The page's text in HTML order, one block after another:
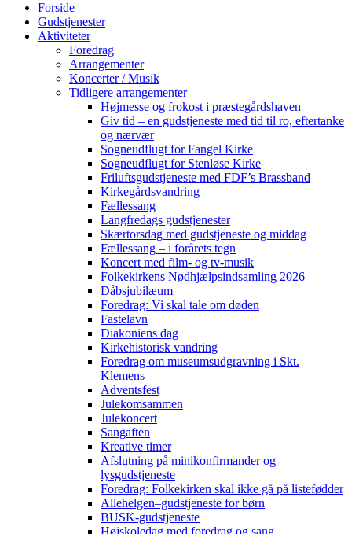
Forside
Gudstjenester
Aktiviteter
Foredrag
Arrangementer
Koncerter / Musik
Tidligere arrangementer
Højmesse og frokost i præstegårdshaven
Giv tid – en gudstjeneste med tid til ro, eftertanke
og nærvær
Sogneudflugt for Fangel Kirke
Sogneudflugt for Stenløse Kirke
Friluftsgudstjeneste med FDF’s Brassband
Kirkegårdsvandring
Fællessang
Langfredags gudstjenester
Skærtorsdag med gudstjeneste og middag
Fællessang – i forårets tegn
Koncert med film- og tv-musik
Folkekirkens Nødhjælpsindsamling 2026
Dåbsjubilæum
Foredrag: Vi skal tale om døden
Fastelavn
Diakoniens dag
Kirkehistorisk vandring
Foredrag om museumsudgravning i Skt.
Klemens
Adventsfest
Julekomsammen
Julekoncert
Sangaften
Kreative timer
Afslutning på minikonfirmander og
lysgudstjeneste
Foredrag: Folkekirken skal ikke gå på listefødder
Allehelgen–gudstjeneste for børn
BUSK-gudstjeneste